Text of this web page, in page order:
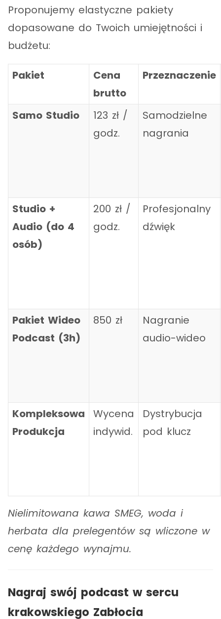
Proponujemy elastyczne pakiety
dopasowane do Twoich umiejętności i
budżetu:
Pakiet
Cena
brutto
Przeznaczenie
Samo Studio
123 zł /
godz.
Samodzielne
nagrania
Studio +
Audio (do 4
osób)
200 zł /
godz.
Profesjonalny
dźwięk
Pakiet Wideo
Podcast (3h)
850 zł
Nagranie
audio-wideo
Kompleksowa
Produkcja
Wycena
indywid.
Dystrybucja
pod klucz
Nielimitowana kawa SMEG, woda i
herbata dla prelegentów są wliczone w
cenę każdego wynajmu.
Nagraj swój podcast w sercu
krakowskiego Zabłocia